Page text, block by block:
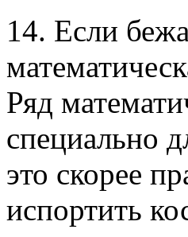
14. Если
Ряд
специально
это скорее
испортить